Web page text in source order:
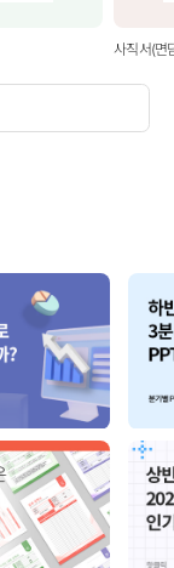
사직서(면